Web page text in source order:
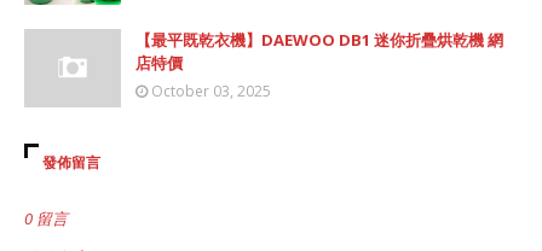
【最平既乾衣機】DAEWOO DB1 迷你折疊烘乾機 網
店特價
October 03, 2025
發佈留言
0 留言